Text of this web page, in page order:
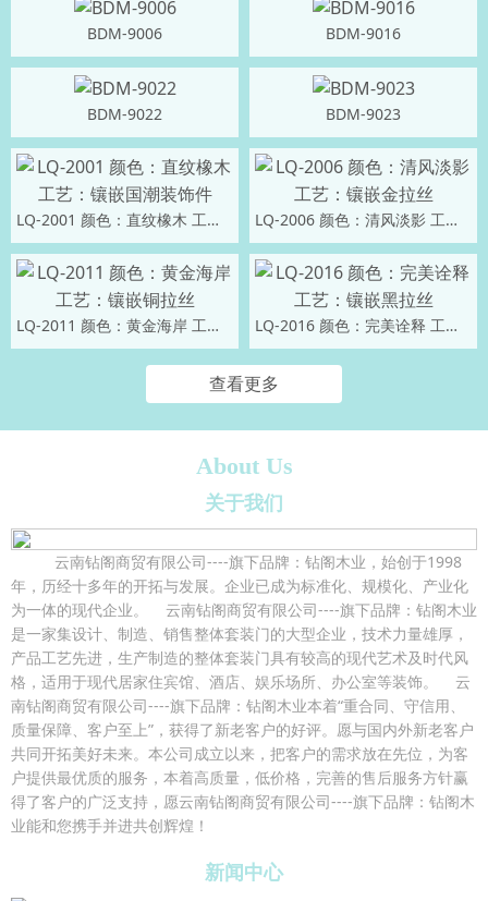
BDM-9006 BDM-9016
BDM-9022 BDM-9023
LQ-2001 颜色：直纹橡木 工艺：镶嵌国潮装饰件 LQ-2006 颜色：清风淡影 工艺：镶嵌金拉丝
LQ-2011 颜色：黄金海岸 工艺：镶嵌铜拉丝 LQ-2016 颜色：完美诠释 工艺：镶嵌黑拉丝
查看更多
About Us
关于我们
云南钻阁商贸有限公司----旗下品牌：钻阁木业，始创于1998
年，历经十多年的开拓与发展。企业已成为标准化、规模化、产业化
为一体的现代企业。 云南钻阁商贸有限公司----旗下品牌：钻阁木业
是一家集设计、制造、销售整体套装门的大型企业，技术力量雄厚，
产品工艺先进，生产制造的整体套装门具有较高的现代艺术及时代风
格，适用于现代居家住宾馆、酒店、娱乐场所、办公室等装饰。 云
南钻阁商贸有限公司----旗下品牌：钻阁木业本着“重合同、守信用、
质量保障、客户至上”，获得了新老客户的好评。愿与国内外新老客户
共同开拓美好未来。本公司成立以来，把客户的需求放在先位，为客
户提供最优质的服务，本着高质量，低价格，完善的售后服务方针赢
得了客户的广泛支持，愿云南钻阁商贸有限公司----旗下品牌：钻阁木
业能和您携手并进共创辉煌！
新闻中心